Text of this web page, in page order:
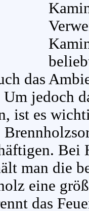
das
jedoch
ist es
Bei
man die
eine
das